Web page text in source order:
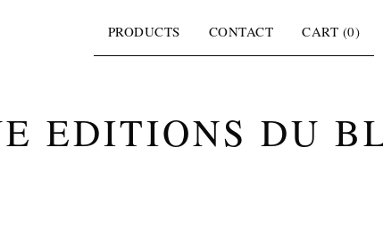
PRODUCTS CONTACT CART (0)
EDITIONS DU